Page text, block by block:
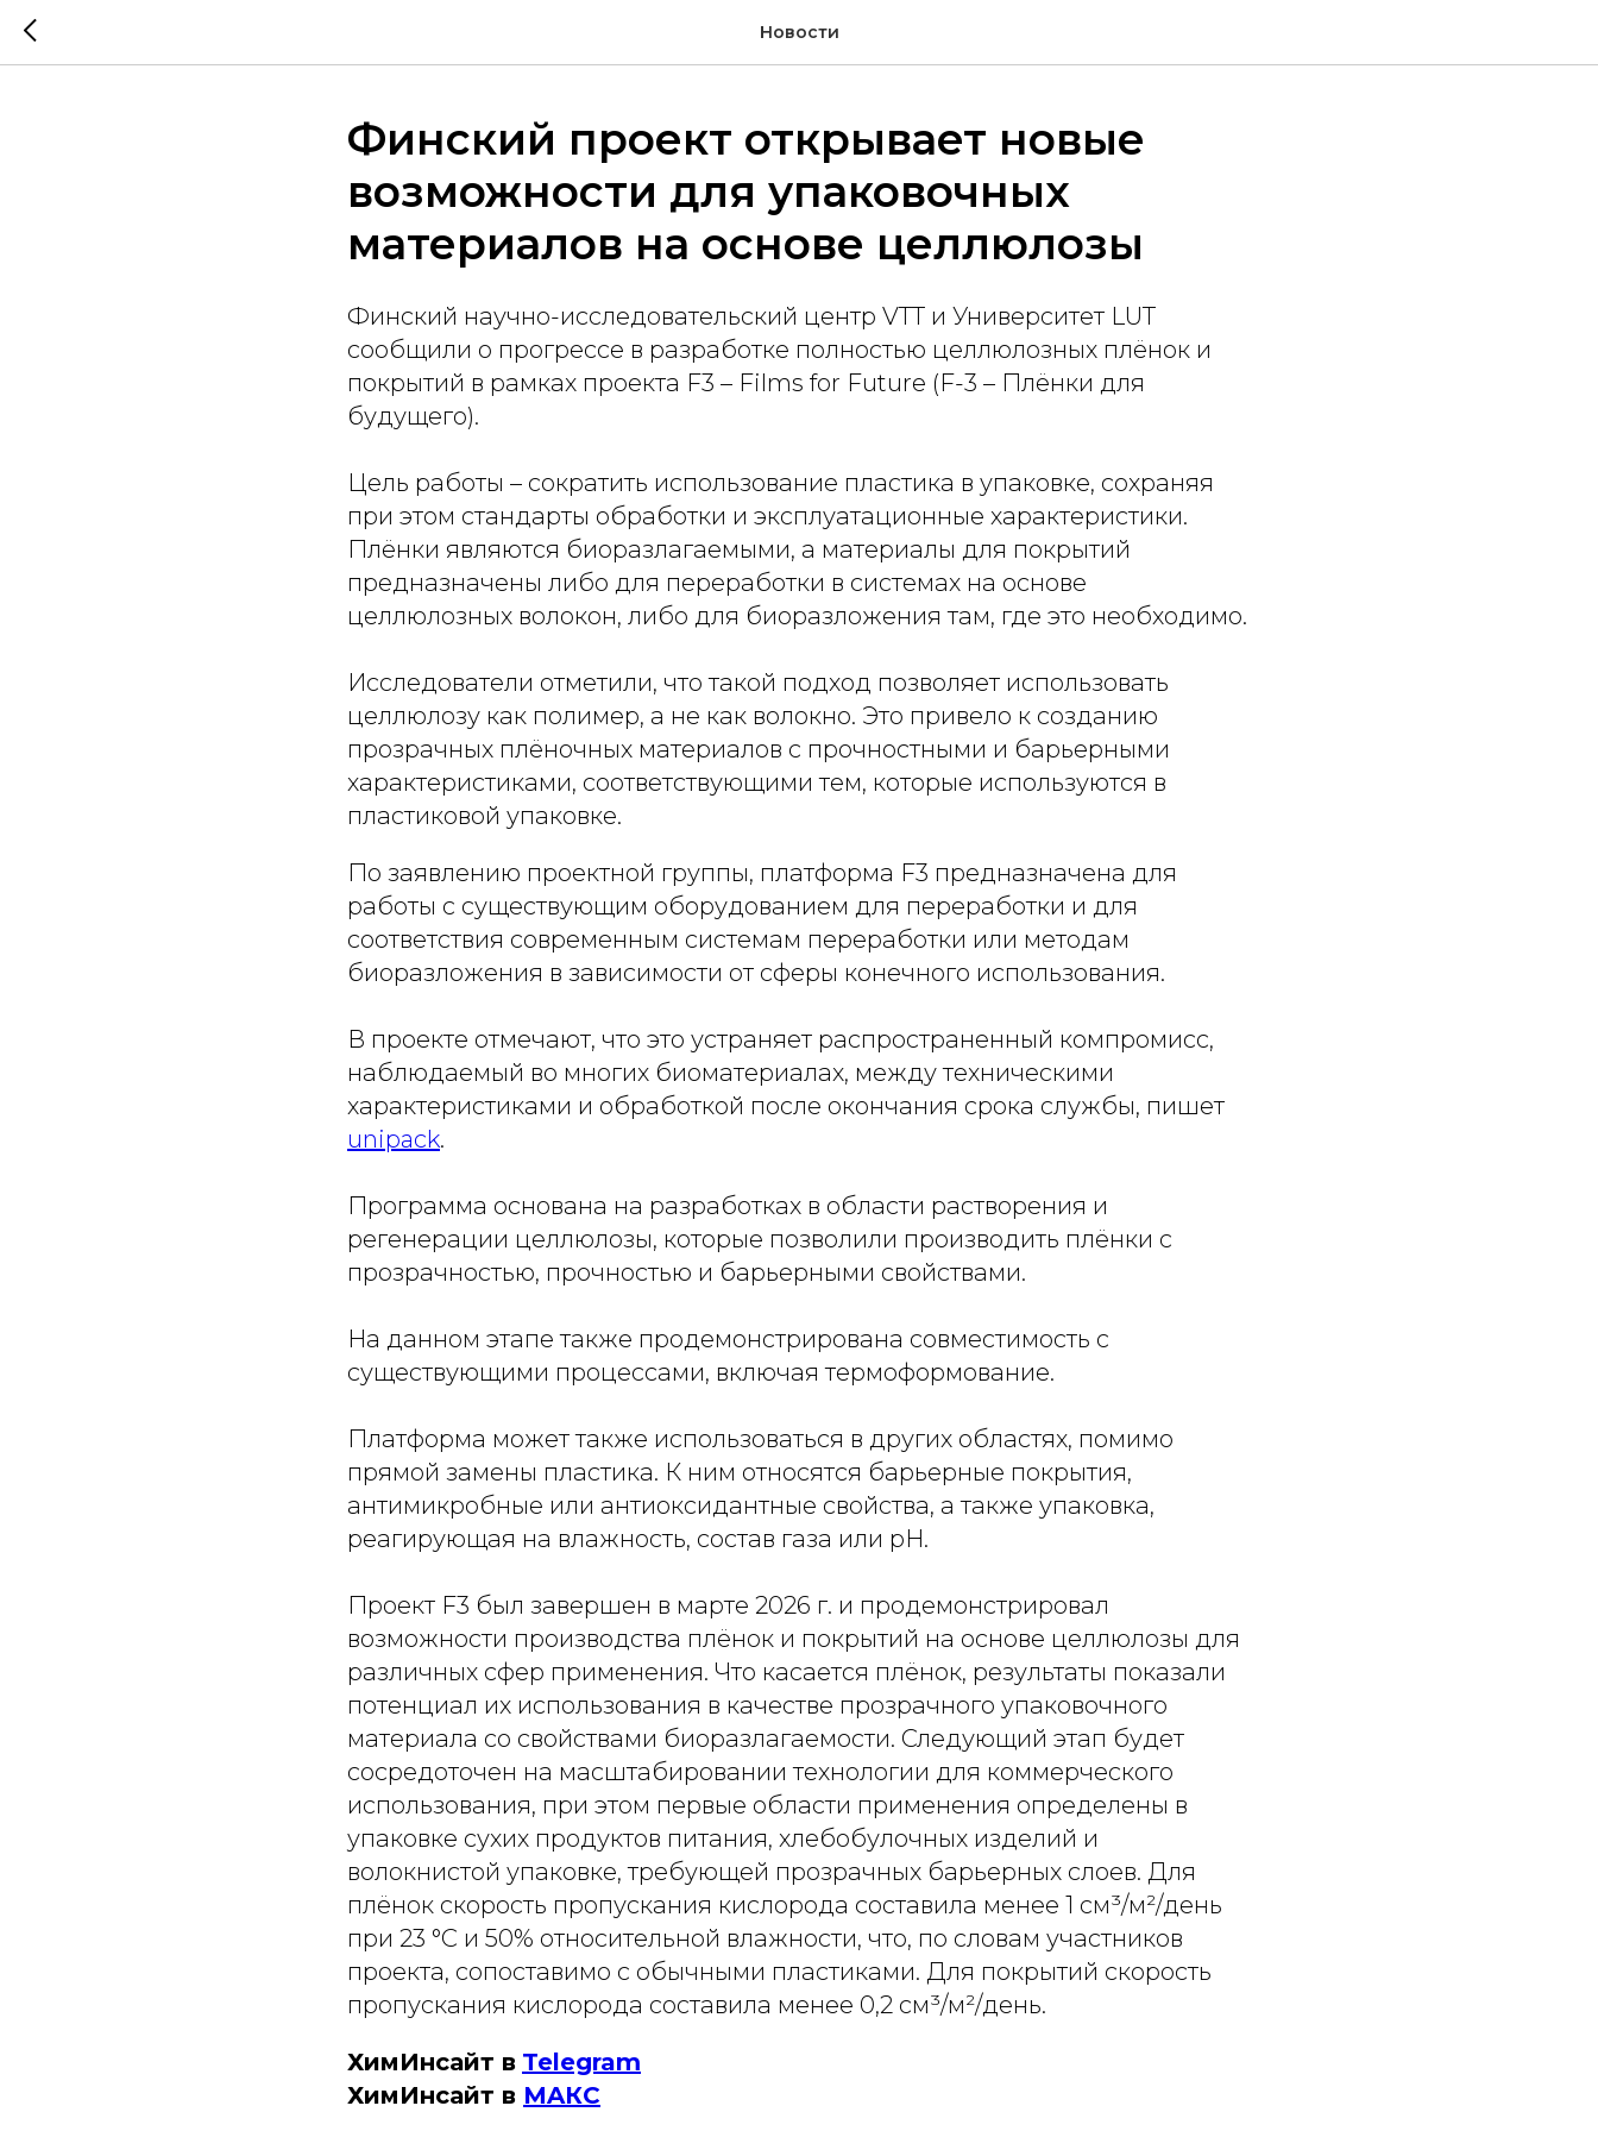
Новости
Финский проект открывает новые
возможности для упаковочных
материалов на основе целлюлозы
Финский научно-исследовательский центр VTT и Университет LUT
сообщили о прогрессе в разработке полностью целлюлозных плёнок и
покрытий в рамках проекта F3 – Films for Future (F-3 – Плёнки для
будущего).
Цель работы – сократить использование пластика в упаковке, сохраняя
при этом стандарты обработки и эксплуатационные характеристики.
Плёнки являются биоразлагаемыми, а материалы для покрытий
предназначены либо для переработки в системах на основе
целлюлозных волокон, либо для биоразложения там, где это необходимо.
Исследователи отметили, что такой подход позволяет использовать
целлюлозу как полимер, а не как волокно. Это привело к созданию
прозрачных плёночных материалов с прочностными и барьерными
характеристиками, соответствующими тем, которые используются в
пластиковой упаковке.
По заявлению проектной группы, платформа F3 предназначена для
работы с существующим оборудованием для переработки и для
соответствия современным системам переработки или методам
биоразложения в зависимости от сферы конечного использования.
В проекте отмечают, что это устраняет распространенный компромисс,
наблюдаемый во многих биоматериалах, между техническими
характеристиками и обработкой после окончания срока службы, пишет
unipack.
Программа основана на разработках в области растворения и
регенерации целлюлозы, которые позволили производить плёнки с
прозрачностью, прочностью и барьерными свойствами.
На данном этапе также продемонстрирована совместимость с
существующими процессами, включая термоформование.
Платформа может также использоваться в других областях, помимо
прямой замены пластика. К ним относятся барьерные покрытия,
антимикробные или антиоксидантные свойства, а также упаковка,
реагирующая на влажность, состав газа или pH.
Проект F3 был завершен в марте 2026 г. и продемонстрировал
возможности производства плёнок и покрытий на основе целлюлозы для
различных сфер применения. Что касается плёнок, результаты показали
потенциал их использования в качестве прозрачного упаковочного
материала со свойствами биоразлагаемости. Следующий этап будет
сосредоточен на масштабировании технологии для коммерческого
использования, при этом первые области применения определены в
упаковке сухих продуктов питания, хлебобулочных изделий и
волокнистой упаковке, требующей прозрачных барьерных слоев. Для
плёнок скорость пропускания кислорода составила менее 1 см³/м²/день
при 23 °C и 50% относительной влажности, что, по словам участников
проекта, сопоставимо с обычными пластиками. Для покрытий скорость
пропускания кислорода составила менее 0,2 см³/м²/день.
ХимИнсайт в Telegram
ХимИнсайт в MAКС